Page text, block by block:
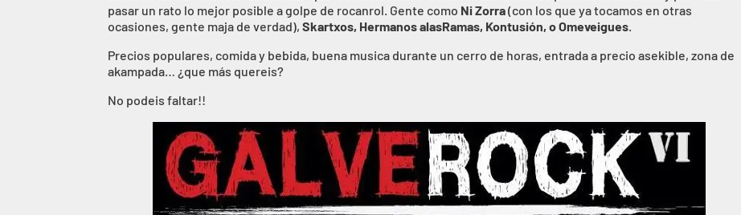
pasar un rato lo mejor posible a golpe de rocanrol. Gente como Ni Zorra(con los que ya tocamos en otras
ocasiones, gente maja de verdad),Skartxos, Hermanos alasRamas, Kontusión, o Omeveigues.
Precios populares, comida y bebida, buena musica durante un cerro de horas, entrada a precio asekible, zona de
akampada… ¿que más quereis?
No podeis faltar!!